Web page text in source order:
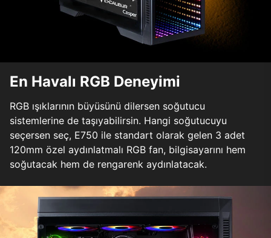
En Havalı RGB Deneyimi
RGB ışıklarının büyüsünü dilersen soğutucu
sistemlerine de taşıyabilirsin. Hangi soğutucuyu
seçersen seç, E750 ile standart olarak gelen 3 adet
120mm özel aydınlatmalı RGB fan, bilgisayarını hem
soğutacak hem de rengarenk aydınlatacak.